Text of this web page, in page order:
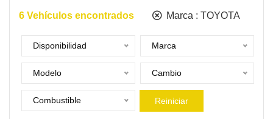
6 Vehículos encontrados Marca : TOYOTA
Disponibilidad Marca
Modelo Cambio
Combustible Reiniciar